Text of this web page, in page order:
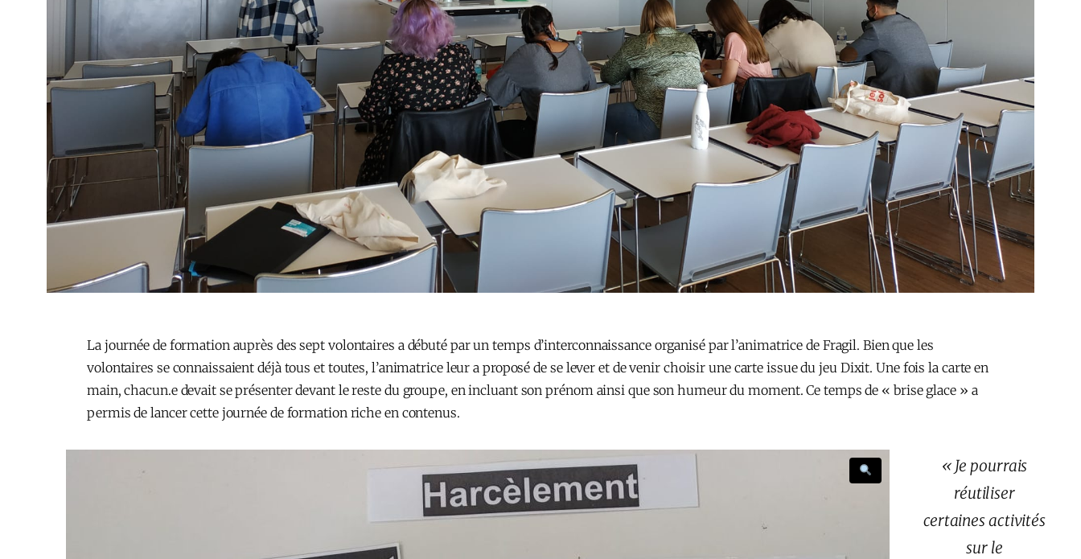
La journée de formation auprès des sept volontaires a débuté par un temps d’interconnaissance organisé par l’animatrice de Fragil. Bien que les
volontaires se connaissaient déjà tous et toutes, l’animatrice leur a proposé de se lever et de venir choisir une carte issue du jeu Dixit. Une fois la carte en
main, chacun.e devait se présenter devant le reste du groupe, en incluant son prénom ainsi que son humeur du moment. Ce temps de « brise glace » a
permis de lancer cette journée de formation riche en contenus.
« Je pourrais
réutiliser
certaines activités
sur le